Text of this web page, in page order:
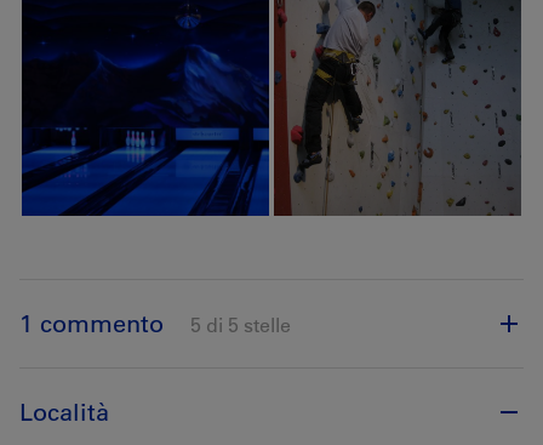
1 commento 5 di 5 stelle
Località